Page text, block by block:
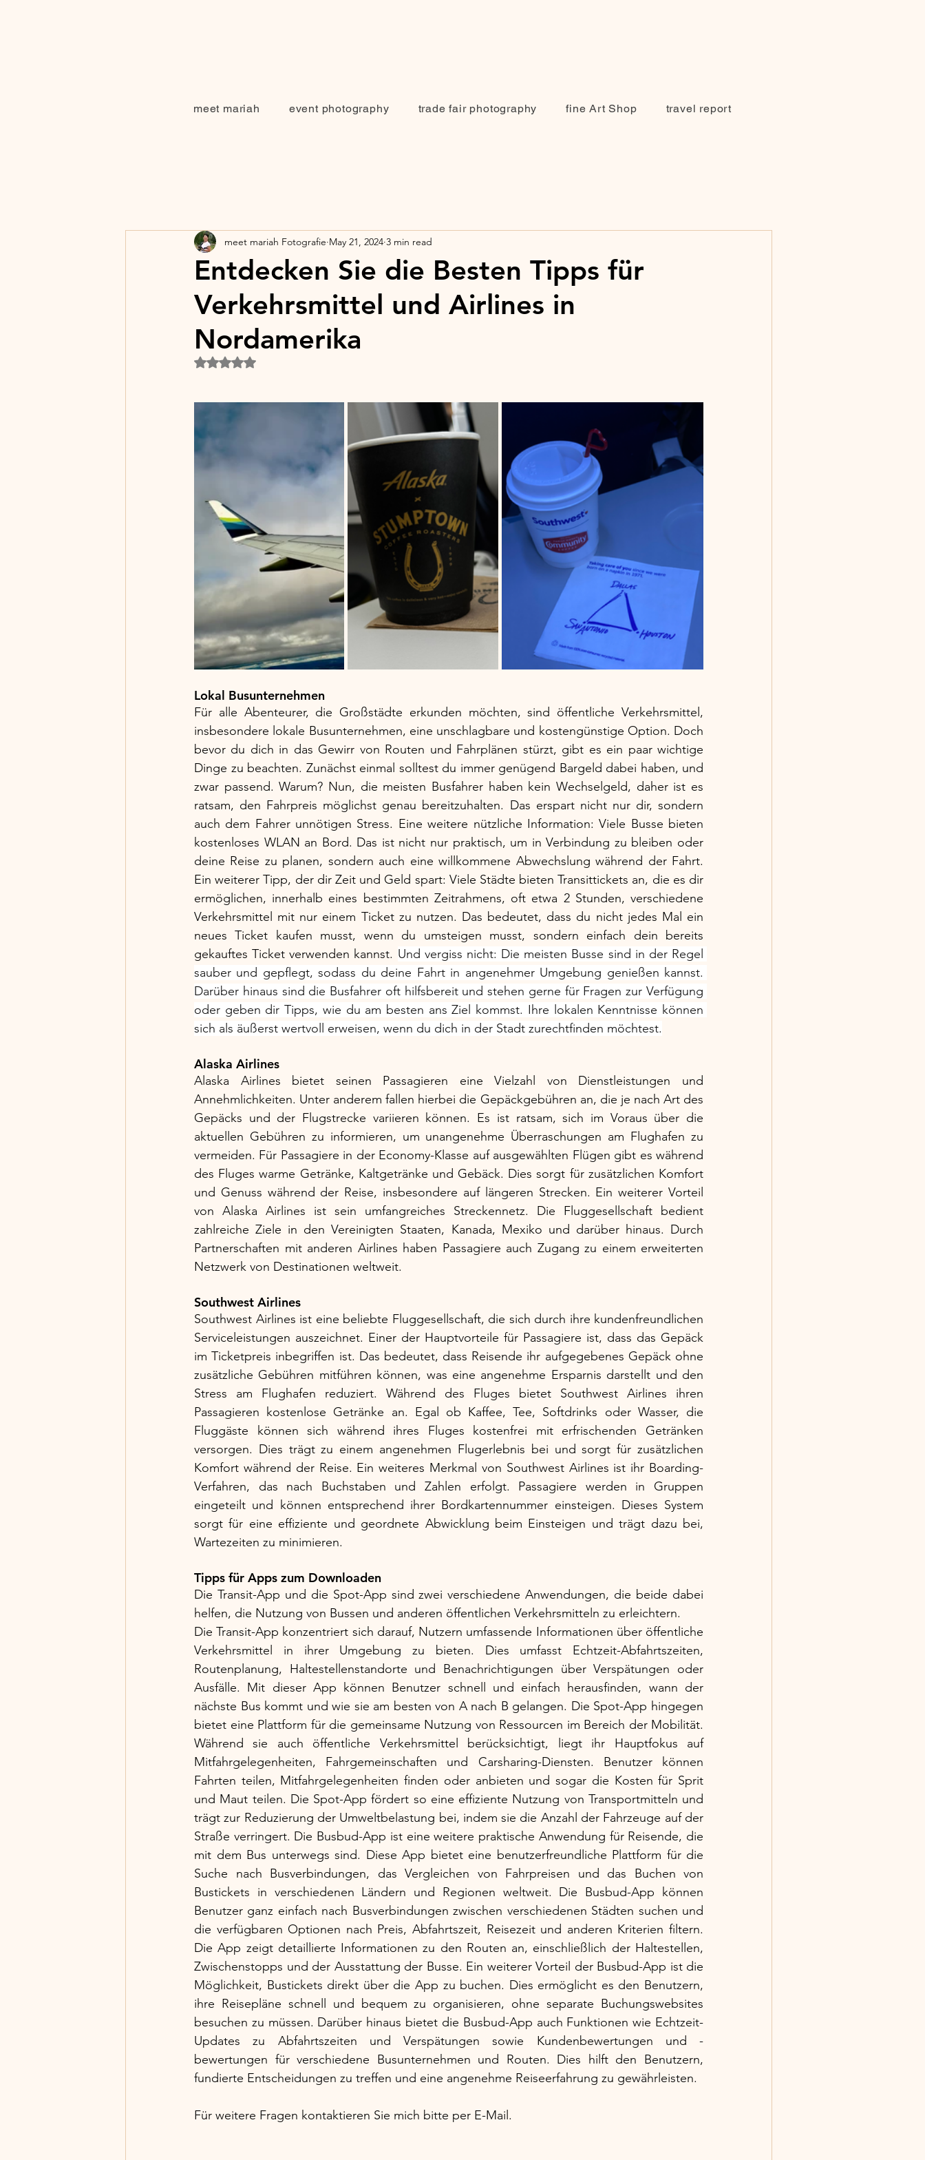
meet mariah event photography trade fair photography fine Art Shop travel report
Entdecken Sie die Besten Tipps für
Verkehrsmittel und Airlines in
Nordamerika
meet mariah Fotografie May 21, 2024 3 min read
Rated NaN out of 5 stars.
Lokal Busunternehmen
Für alle Abenteurer, die Großstädte erkunden möchten, sind öffentliche Verkehrsmittel,
insbesondere lokale Busunternehmen, eine unschlagbare und kostengünstige Option. Doch
bevor du dich in das Gewirr von Routen und Fahrplänen stürzt, gibt es ein paar wichtige
Dinge zu beachten. Zunächst einmal solltest du immer genügend Bargeld dabei haben, und
zwar passend. Warum? Nun, die meisten Busfahrer haben kein Wechselgeld, daher ist es
ratsam, den Fahrpreis möglichst genau bereitzuhalten. Das erspart nicht nur dir, sondern
auch dem Fahrer unnötigen Stress. Eine weitere nützliche Information: Viele Busse bieten
kostenloses WLAN an Bord. Das ist nicht nur praktisch, um in Verbindung zu bleiben oder
deine Reise zu planen, sondern auch eine willkommene Abwechslung während der Fahrt.
Ein weiterer Tipp, der dir Zeit und Geld spart: Viele Städte bieten Transittickets an, die es dir
ermöglichen, innerhalb eines bestimmten Zeitrahmens, oft etwa 2 Stunden, verschiedene
Verkehrsmittel mit nur einem Ticket zu nutzen. Das bedeutet, dass du nicht jedes Mal ein
neues Ticket kaufen musst, wenn du umsteigen musst, sondern einfach dein bereits
gekauftes Ticket verwenden kannst. Und vergiss nicht: Die meisten Busse sind in der Regel
sauber und gepflegt, sodass du deine Fahrt in angenehmer Umgebung genießen kannst.
Darüber hinaus sind die Busfahrer oft hilfsbereit und stehen gerne für Fragen zur Verfügung
oder geben dir Tipps, wie du am besten ans Ziel kommst. Ihre lokalen Kenntnisse können
sich als äußerst wertvoll erweisen, wenn du dich in der Stadt zurechtfinden möchtest.
Alaska Airlines
Alaska Airlines bietet seinen Passagieren eine Vielzahl von Dienstleistungen und
Annehmlichkeiten. Unter anderem fallen hierbei die Gepäckgebühren an, die je nach Art des
Gepäcks und der Flugstrecke variieren können. Es ist ratsam, sich im Voraus über die
aktuellen Gebühren zu informieren, um unangenehme Überraschungen am Flughafen zu
vermeiden. Für Passagiere in der Economy-Klasse auf ausgewählten Flügen gibt es während
des Fluges warme Getränke, Kaltgetränke und Gebäck. Dies sorgt für zusätzlichen Komfort
und Genuss während der Reise, insbesondere auf längeren Strecken. Ein weiterer Vorteil
von Alaska Airlines ist sein umfangreiches Streckennetz. Die Fluggesellschaft bedient
zahlreiche Ziele in den Vereinigten Staaten, Kanada, Mexiko und darüber hinaus. Durch
Partnerschaften mit anderen Airlines haben Passagiere auch Zugang zu einem erweiterten
Netzwerk von Destinationen weltweit.
Southwest Airlines
Southwest Airlines ist eine beliebte Fluggesellschaft, die sich durch ihre kundenfreundlichen
Serviceleistungen auszeichnet. Einer der Hauptvorteile für Passagiere ist, dass das Gepäck
im Ticketpreis inbegriffen ist. Das bedeutet, dass Reisende ihr aufgegebenes Gepäck ohne
zusätzliche Gebühren mitführen können, was eine angenehme Ersparnis darstellt und den
Stress am Flughafen reduziert. Während des Fluges bietet Southwest Airlines ihren
Passagieren kostenlose Getränke an. Egal ob Kaffee, Tee, Softdrinks oder Wasser, die
Fluggäste können sich während ihres Fluges kostenfrei mit erfrischenden Getränken
versorgen. Dies trägt zu einem angenehmen Flugerlebnis bei und sorgt für zusätzlichen
Komfort während der Reise. Ein weiteres Merkmal von Southwest Airlines ist ihr Boarding-
Verfahren, das nach Buchstaben und Zahlen erfolgt. Passagiere werden in Gruppen
eingeteilt und können entsprechend ihrer Bordkartennummer einsteigen. Dieses System
sorgt für eine effiziente und geordnete Abwicklung beim Einsteigen und trägt dazu bei,
Wartezeiten zu minimieren.
Tipps für Apps zum Downloaden
Die Transit-App und die Spot-App sind zwei verschiedene Anwendungen, die beide dabei
helfen, die Nutzung von Bussen und anderen öffentlichen Verkehrsmitteln zu erleichtern.
Die Transit-App konzentriert sich darauf, Nutzern umfassende Informationen über öffentliche
Verkehrsmittel in ihrer Umgebung zu bieten. Dies umfasst Echtzeit-Abfahrtszeiten,
Routenplanung, Haltestellenstandorte und Benachrichtigungen über Verspätungen oder
Ausfälle. Mit dieser App können Benutzer schnell und einfach herausfinden, wann der
nächste Bus kommt und wie sie am besten von A nach B gelangen. Die Spot-App hingegen
bietet eine Plattform für die gemeinsame Nutzung von Ressourcen im Bereich der Mobilität.
Während sie auch öffentliche Verkehrsmittel berücksichtigt, liegt ihr Hauptfokus auf
Mitfahrgelegenheiten, Fahrgemeinschaften und Carsharing-Diensten. Benutzer können
Fahrten teilen, Mitfahrgelegenheiten finden oder anbieten und sogar die Kosten für Sprit
und Maut teilen. Die Spot-App fördert so eine effiziente Nutzung von Transportmitteln und
trägt zur Reduzierung der Umweltbelastung bei, indem sie die Anzahl der Fahrzeuge auf der
Straße verringert. Die Busbud-App ist eine weitere praktische Anwendung für Reisende, die
mit dem Bus unterwegs sind. Diese App bietet eine benutzerfreundliche Plattform für die
Suche nach Busverbindungen, das Vergleichen von Fahrpreisen und das Buchen von
Bustickets in verschiedenen Ländern und Regionen weltweit. Die Busbud-App können
Benutzer ganz einfach nach Busverbindungen zwischen verschiedenen Städten suchen und
die verfügbaren Optionen nach Preis, Abfahrtszeit, Reisezeit und anderen Kriterien filtern.
Die App zeigt detaillierte Informationen zu den Routen an, einschließlich der Haltestellen,
Zwischenstopps und der Ausstattung der Busse. Ein weiterer Vorteil der Busbud-App ist die
Möglichkeit, Bustickets direkt über die App zu buchen. Dies ermöglicht es den Benutzern,
ihre Reisepläne schnell und bequem zu organisieren, ohne separate Buchungswebsites
besuchen zu müssen. Darüber hinaus bietet die Busbud-App auch Funktionen wie Echtzeit-
Updates zu Abfahrtszeiten und Verspätungen sowie Kundenbewertungen und -
bewertungen für verschiedene Busunternehmen und Routen. Dies hilft den Benutzern,
fundierte Entscheidungen zu treffen und eine angenehme Reiseerfahrung zu gewährleisten.
Für weitere Fragen kontaktieren Sie mich bitte per E-Mail.